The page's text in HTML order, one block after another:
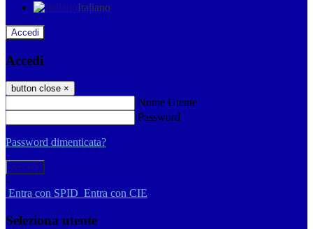
Italiano
Accedi
Accedi
button close ×
Nome Utente
Password
Password dimenticata?
-
Entra con SPID Entra con CIE
Seleziona utente